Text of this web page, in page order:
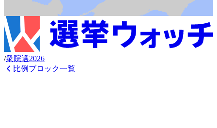
/衆院選2026
比例ブロック一覧